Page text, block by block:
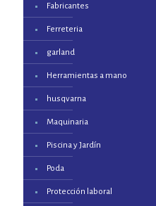
Fabricantes
Ferreteria
garland
Herramientas a mano
husqvarna
Maquinaria
Piscina y Jardín
Poda
Protección laboral